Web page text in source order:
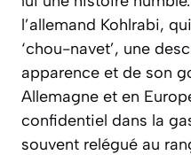
l’allemand Kohlrabi,
‘chou-navet’, une
apparence et de son
Allemagne et en
confidentiel dans la
souvent relégué au